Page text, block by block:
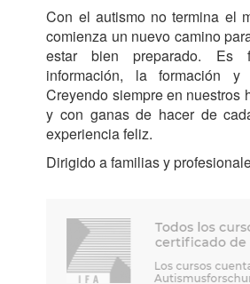
Con el autismo no termina el
comienza un nuevo camino
estar bien preparado. Es
información, la formación y
Creyendo siempre en nuestros
y con ganas de hacer de
experiencia feliz.
Dirigido a familias y